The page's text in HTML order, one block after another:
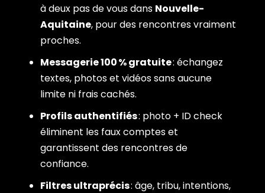
à deux pas de vous dans Nouvelle-
Aquitaine, pour des rencontres vraiment
proches.
Messagerie 100 % gratuite: échangez
textes, photos et vidéos sans aucune
limite ni frais cachés.
Profils authentifiés: photo + ID check
éliminent les faux comptes et
garantissent des rencontres de
confiance.
Filtres ultraprécis: âge, tribu, intentions,